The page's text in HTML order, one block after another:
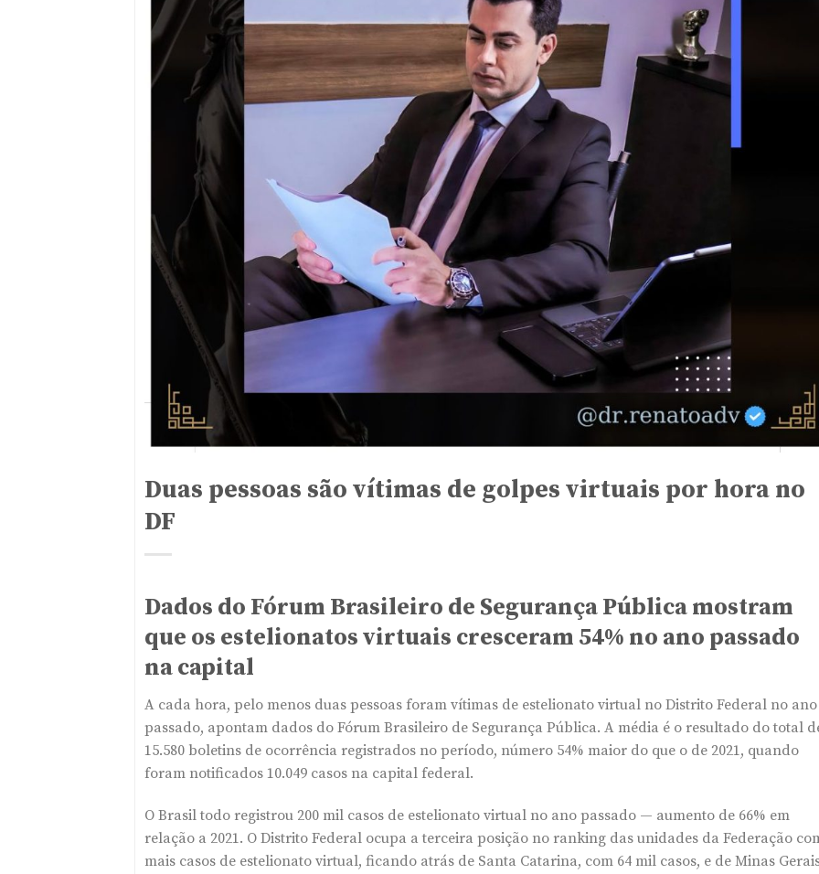
Duas pessoas são vítimas de golpes virtuais por hora no
DF
Dados do Fórum Brasileiro de Segurança Pública mostram
que os estelionatos virtuais cresceram 54% no ano passado
na capital
A cada hora, pelo menos duas pessoas foram vítimas de estelionato virtual no Distrito Federal no ano
passado, apontam dados do Fórum Brasileiro de Segurança Pública. A média é o resultado do total
15.580 boletins de ocorrência registrados no período, número 54% maior do que o de 2021, quando
foram notificados 10.049 casos na capital federal.
O Brasil todo registrou 200 mil casos de estelionato virtual no ano passado — aumento de 66% em
relação a 2021. O Distrito Federal ocupa a terceira posição no ranking das unidades da Federação
mais casos de estelionato virtual, ficando atrás de Santa Catarina, com 64 mil casos, e de Minas